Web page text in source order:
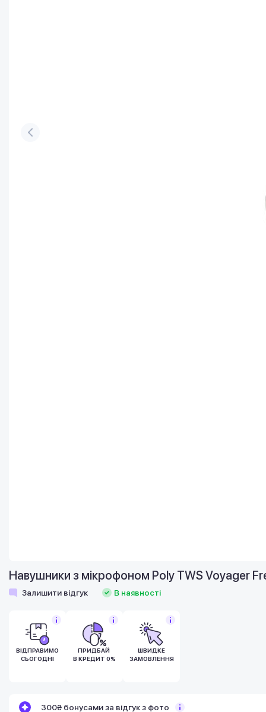
Навушники з мікрофоном Poly TWS Voyager
Залишити відгук В наявності
ВІДПРАВИМО
СЬОГОДНІ
ПРИДБАЙ
В КРЕДИТ 0%
ШВИДКЕ
ЗАМОВЛЕННЯ
300₴ бонусами за відгук з фото
після покупки.